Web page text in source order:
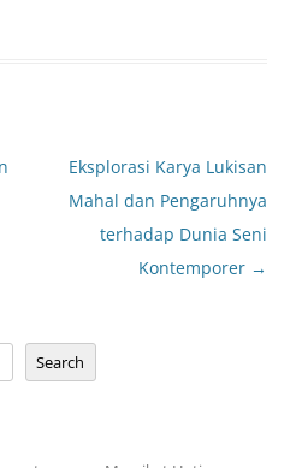
Eksplorasi Karya Lukisan
Mahal dan Pengaruhnya
terhadap Dunia Seni
Kontemporer →
Search